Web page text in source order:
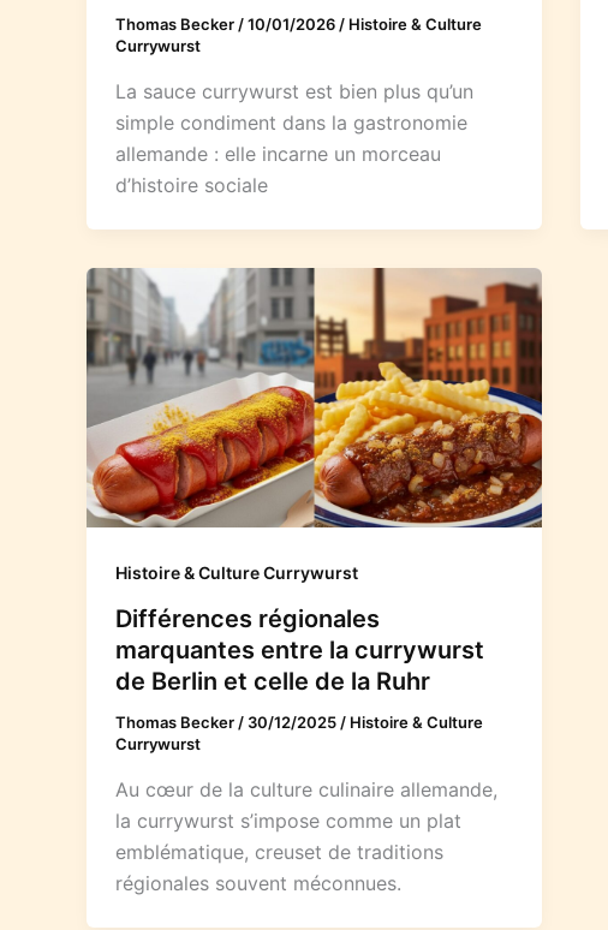
Thomas Becker/10/01/2026/ Histoire & Culture
Currywurst
La sauce currywurst est bien plus qu’un
simple condiment dans la gastronomie
allemande : elle incarne un morceau
d’histoire sociale
Histoire & Culture Currywurst
Différences régionales
marquantes entre la currywurst
de Berlin et celle de la Ruhr
Thomas Becker / 30/12/2025 / Histoire & Culture
Currywurst
Au cœur de la culture culinaire allemande,
la currywurst s’impose comme un plat
emblématique, creuset de traditions
régionales souvent méconnues.